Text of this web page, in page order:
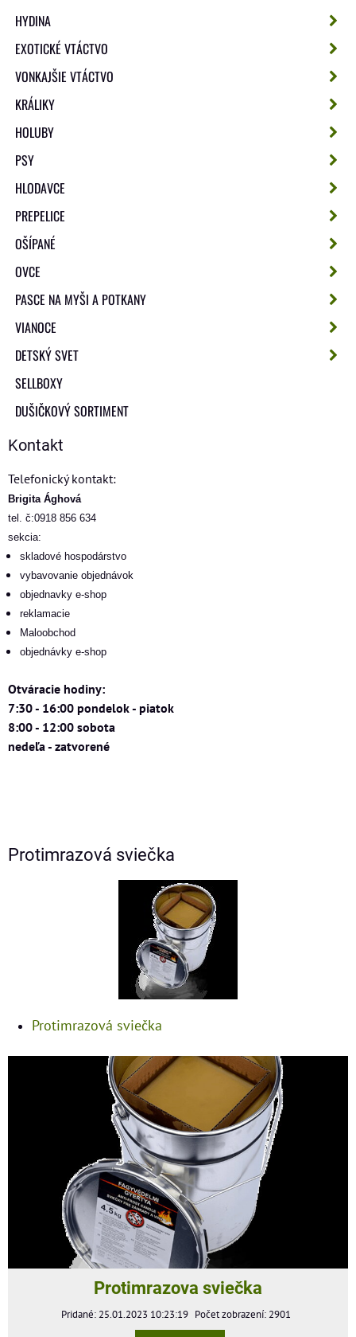
HYDINA
EXOTICKÉ VTÁCTVO
VONKAJŠIE VTÁCTVO
KRÁLIKY
HOLUBY
PSY
HLODAVCE
PREPELICE
OŠÍPANÉ
OVCE
PASCE NA MYŠI A POTKANY
VIANOCE
DETSKÝ SVET
SELLBOXY
DUŠIČKOVÝ SORTIMENT
Kontakt
Telefonický kontakt:
Brigita Ághová
tel. č:0918 856 634
sekcia:
skladové hospodárstvo
vybavovanie objednávok
objednavky e-shop
reklamacie
Maloobchod
objednávky e-shop
Otváracie hodiny:
7:30 - 16:00 pondelok - piatok
8:00 - 12:00 sobota
nedeľa - zatvorené
Protimrazová sviečka
Protimrazová sviečka
Protimrazova sviečka
Pridané: 25.01.2023 10:23:19 Počet zobrazení: 2901